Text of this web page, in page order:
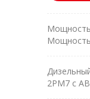
2РМ7 с